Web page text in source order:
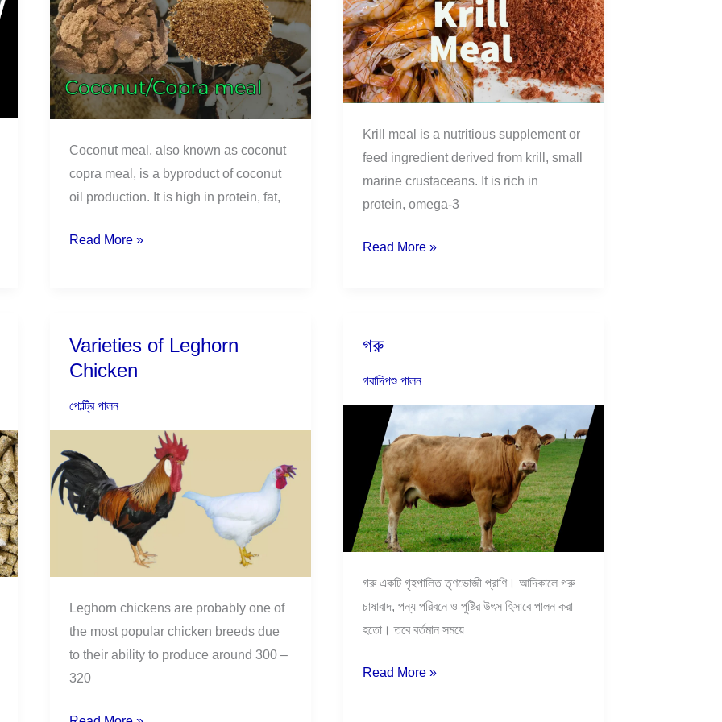
Coconut meal, also known as coconut
copra meal, is a byproduct of coconut
oil production. It is high in protein, fat,
Read More »
Krill meal is a nutritious supplement or
feed ingredient derived from krill, small
marine crustaceans. It is rich in
protein, omega-3
Read More »
Varieties of Leghorn
Chicken
পোল্ট্রি পালন
Leghorn chickens are probably one of
the most popular chicken breeds due
to their ability to produce around 300 –
320
Varieties
of
Chicken
গরু
গবাদিপশু পালন
গরু একটি গৃহপালিত তৃণভোজী প্রাণি। আদিকালে গরু
চাষাবাদ, পন্য পরিবনে ও পুষ্টির উৎস হিসাবে পালন করা
হতো। তবে বর্তমান সময়ে
গরু
Read More »